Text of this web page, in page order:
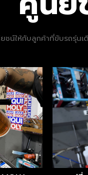
ยชน์ให้กับลูกค้าที่ขับรถรุ่